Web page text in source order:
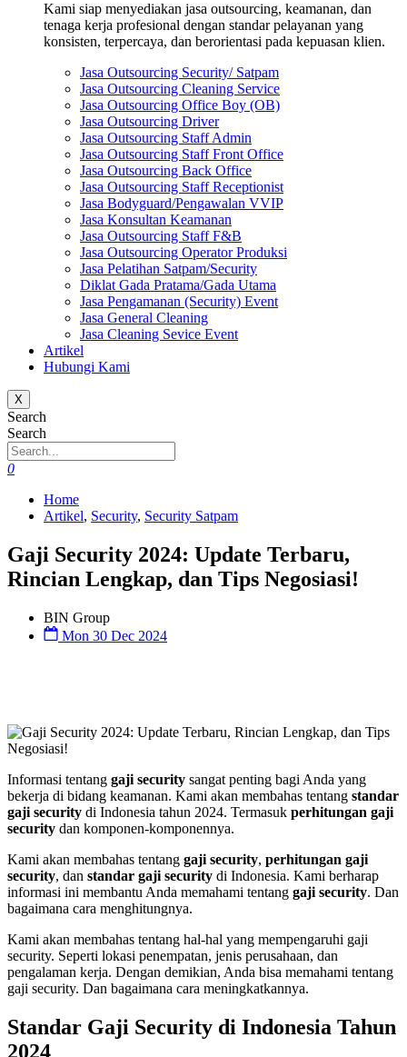
Kami siap menyediakan jasa outsourcing, keamanan, dan
tenaga kerja profesional dengan standar pelayanan yang
konsisten, terpercaya, dan berorientasi pada kepuasan klien.
Jasa Outsourcing Security/ Satpam
Jasa Outsourcing Cleaning Service
Jasa Outsourcing Office Boy (OB)
Jasa Outsourcing Driver
Jasa Outsourcing Staff Admin
Jasa Outsourcing Staff Front Office
Jasa Outsourcing Back Office
Jasa Outsourcing Staff Receptionist
Jasa Bodyguard/Pengawalan VVIP
Jasa Konsultan Keamanan
Jasa Outsourcing Staff F&B
Jasa Outsourcing Operator Produksi
Jasa Pelatihan Satpam/Security
Diklat Gada Pratama/Gada Utama
Jasa Pengamanan (Security) Event
Jasa General Cleaning
Jasa Cleaning Sevice Event
Artikel
Hubungi Kami
X
Search
Search
0
Home
Artikel, Security, Security Satpam
Gaji Security 2024: Update Terbaru,
Rincian Lengkap, dan Tips Negosiasi!
BIN Group
Mon 30 Dec 2024
Informasi tentang gaji security sangat penting bagi Anda yang
bekerja di bidang keamanan. Kami akan membahas tentang standar
gaji security di Indonesia tahun 2024. Termasuk perhitungan gaji
security dan komponen-komponennya.
Kami akan membahas tentang gaji security, perhitungan gaji
security, dan standar gaji security di Indonesia. Kami berharap
informasi ini membantu Anda memahami tentang gaji security. Dan
bagaimana cara menghitungnya.
Kami akan membahas tentang hal-hal yang mempengaruhi gaji
security. Seperti lokasi penempatan, jenis perusahaan, dan
pengalaman kerja. Dengan demikian, Anda bisa memahami tentang
gaji security. Dan bagaimana cara meningkatkannya.
Standar Gaji Security di Indonesia Tahun
2024